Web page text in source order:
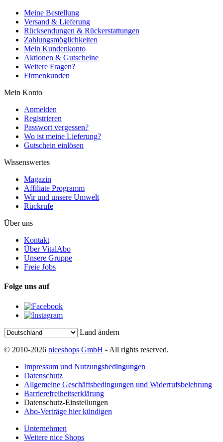
Meine Bestellung
Versand & Lieferung
Rücksendungen & Rückerstattungen
Zahlungsmöglichkeiten
Mein Kundenkonto
Aktionen & Gutscheine
Weitere Fragen?
Firmenkunden
Mein Konto
Anmelden
Registrieren
Passwort vergessen?
Wo ist meine Lieferung?
Gutschein einlösen
Wissenswertes
Magazin
Affiliate Programm
Wir und unsere Umwelt
Rückrufe
Über uns
Kontakt
Über VitalAbo
Unsere Gruppe
Freie Jobs
Folge uns auf
Land ändern
© 2010-2026 niceshops GmbH - All rights reserved.
Impressum und Nutzungsbedingungen
Datenschutz
Allgemeine Geschäftsbedingungen und Widerrufsbelehrung
Barrierefreiheitserklärung
Datenschutz-Einstellungen
Abo-Verträge hier kündigen
Unternehmen
Weitere nice Shops